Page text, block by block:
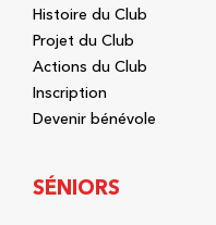
Histoire du Club
Projet du Club
Actions du Club
Inscription
Devenir bénévole
SÉNIORS